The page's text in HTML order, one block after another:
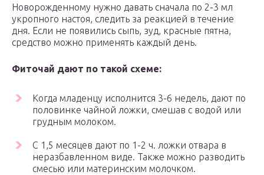
Новорожденному нужно давать сначала по 2-3 мл
укропного настоя, следить за реакцией в течение
дня. Если не появились сыпь, зуд, красные пятна,
средство можно применять каждый день.
Фиточай дают по такой схеме:
Когда младенцу исполнится 3-6 недель, дают по
половинке чайной ложки, смешав с водой или
грудным молоком.
С 1,5 месяцев дают по 1-2 ч. ложки отвара в
неразбавленном виде. Также можно разводить
смесью или материнским молочком.